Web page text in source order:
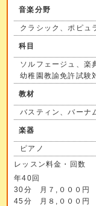
音楽分野
クラシック、ポピュ
科目
ソルフェージュ、楽
幼稚園教諭免許試験
教材
バスティン、バーナ
楽器
ピアノ
レッスン料金・回数
年40回
30分 月７,０００円
45分 月８,０００円